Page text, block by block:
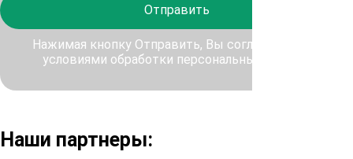
Отправить
Нажимая кнопку Отправить, Вы соглашаетесь с
условиями обработки персональных данных
Наши партнеры: